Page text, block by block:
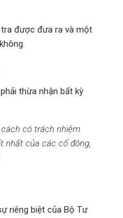
tra được đưa ra và một
thừa nhận bất kỳ
có trách nhiệm
nhất của các cổ đông,
riêng biệt của Bộ Tư